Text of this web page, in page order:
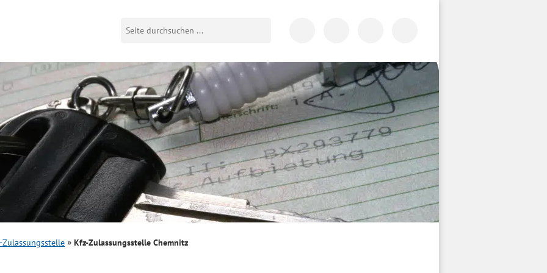
Zulassungsstelle Kfz-Zulassungsstelle Chemnitz